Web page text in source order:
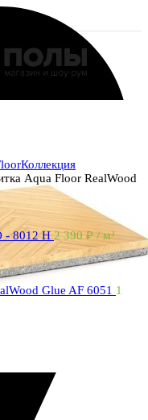
Коллекция
Aqua Floor RealWood
- 8012 H2 390 ₽ / м²
Glue AF 6051 1